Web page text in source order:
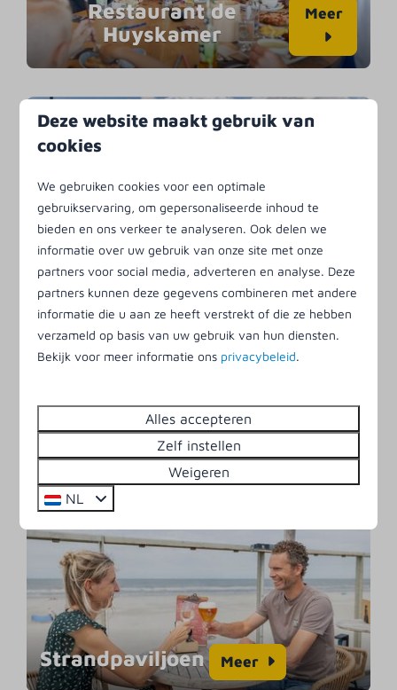
Restaurant de
Huyskamer
Meer
Padelbaan Meer
Overdekt zwembad Meer
Strandpaviljoen Meer
Deze website maakt gebruik van
cookies
We gebruiken cookies voor een optimale
gebruikservaring, om gepersonaliseerde inhoud te
bieden en ons verkeer te analyseren. Ook delen we
informatie over uw gebruik van onze site met onze
partners voor social media, adverteren en analyse. Deze
partners kunnen deze gegevens combineren met andere
informatie die u aan ze heeft verstrekt of die ze hebben
verzameld op basis van uw gebruik van hun diensten.
Bekijk voor meer informatie ons privacybeleid.
Alles accepteren
Zelf instellen
Weigeren
NL